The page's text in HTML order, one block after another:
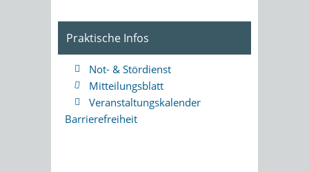
Praktische Infos
Not- & Stördienst
Mitteilungsblatt
Veranstaltungskalender
Barrierefreiheit